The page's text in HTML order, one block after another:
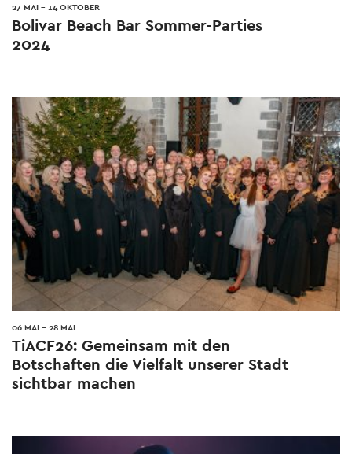
27 MAI - 14 OKTOBER
Bolivar Beach Bar Sommer-Parties
2024
06 MAI - 28 MAI
TiACF26: Gemeinsam mit den
Botschaften die Vielfalt unserer Stadt
sichtbar machen